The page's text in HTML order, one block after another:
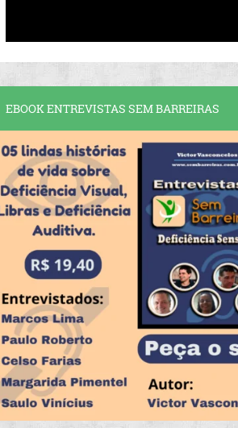
EBOOK ENTREVISTAS SEM BARREIRAS